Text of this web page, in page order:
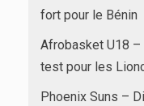
fort pour le Bénin
Afrobasket U18 –
test pour les
Phoenix Suns –